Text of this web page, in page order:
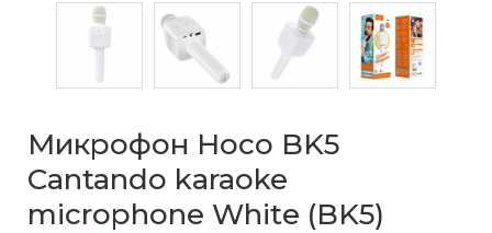
Микрофон Hoco BK5
Cantando karaoke
microphone White (BK5)